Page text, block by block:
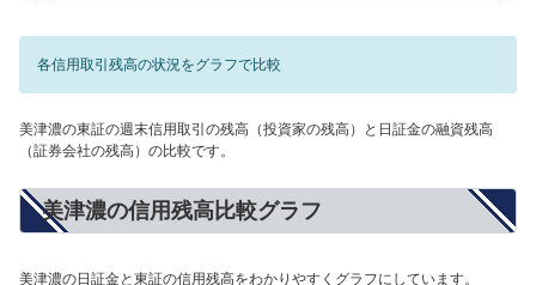
各信用取引残高の状況をグラフで比較
美津濃の東証の週末信用取引の残高（投資家の残高）と日証金の融資残高
（証券会社の残高）の比較です。
美津濃の信用残高比較グラフ
美津濃の日証金と東証の信用残高をわかりやすくグラフにしています。